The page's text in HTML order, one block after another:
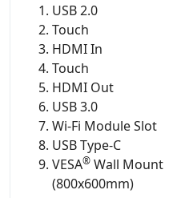
USB 2.0
Touch
HDMI In
Touch
HDMI Out
USB 3.0
Wi-Fi Module Slot
USB Type-C
VESA® Wall Mount
(800x600mm)